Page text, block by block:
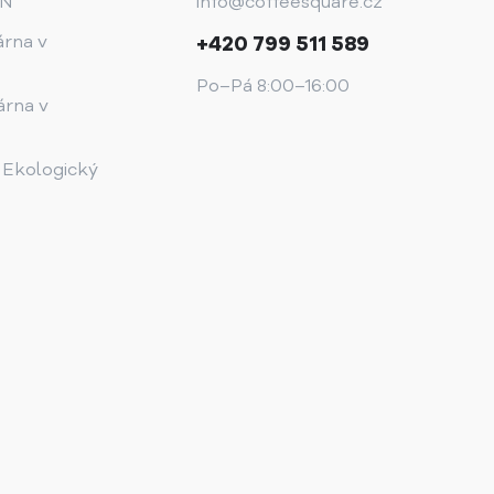
v
v
+420 799 511 589
Po–Pá 8:00–16:00